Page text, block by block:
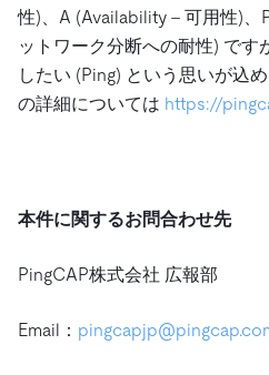
性)、A (Availability – 可用性)、
ットワーク分断への耐性) です
したい (Ping) という思いが込
の詳細については https://
本件に関するお問合わせ先
PingCAP株式会社 広報部
Email：